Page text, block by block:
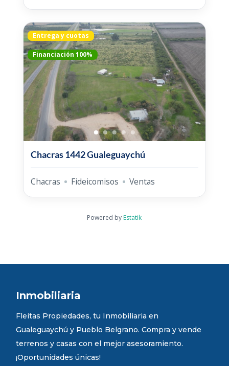
Entrega y cuotas
Financiación 100%
Chacras 1442 Gualeguaychú
Chacras Fideicomisos Ventas
Powered by Estatik
Inmobiliaria
Fleitas Propiedades, tu Inmobiliaria en
Gualeguaychú y Pueblo Belgrano. Compra y vende
terrenos y casas con el mejor asesoramiento.
¡Oportunidades únicas!